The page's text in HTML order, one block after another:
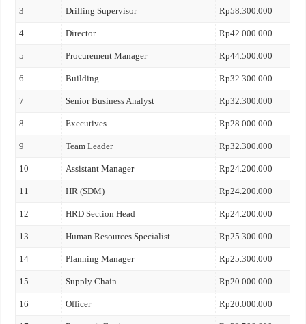
3 Drilling Supervisor Rp58.300.000
4 Director Rp42.000.000
5 Procurement Manager Rp44.500.000
6 Building Rp32.300.000
7 Senior Business Analyst Rp32.300.000
8 Executives Rp28.000.000
9 Team Leader Rp32.300.000
10 Assistant Manager Rp24.200.000
11 HR (SDM) Rp24.200.000
12 HRD Section Head Rp24.200.000
13 Human Resources Specialist Rp25.300.000
14 Planning Manager Rp25.300.000
15 Supply Chain Rp20.000.000
16 Officer Rp20.000.000